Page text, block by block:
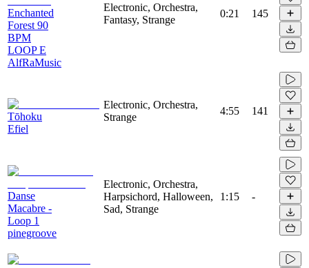
Enchanted
Forest 90
BPM
LOOP E
AlfRaMusic
Electronic, Orchestra,
Fantasy, Strange
0:21 145
Tōhoku
Efiel
Electronic, Orchestra,
Strange
4:55 141
Danse
Macabre -
Loop 1
pinegroove
Electronic, Orchestra,
Harpsichord, Halloween,
Sad, Strange
1:15 -